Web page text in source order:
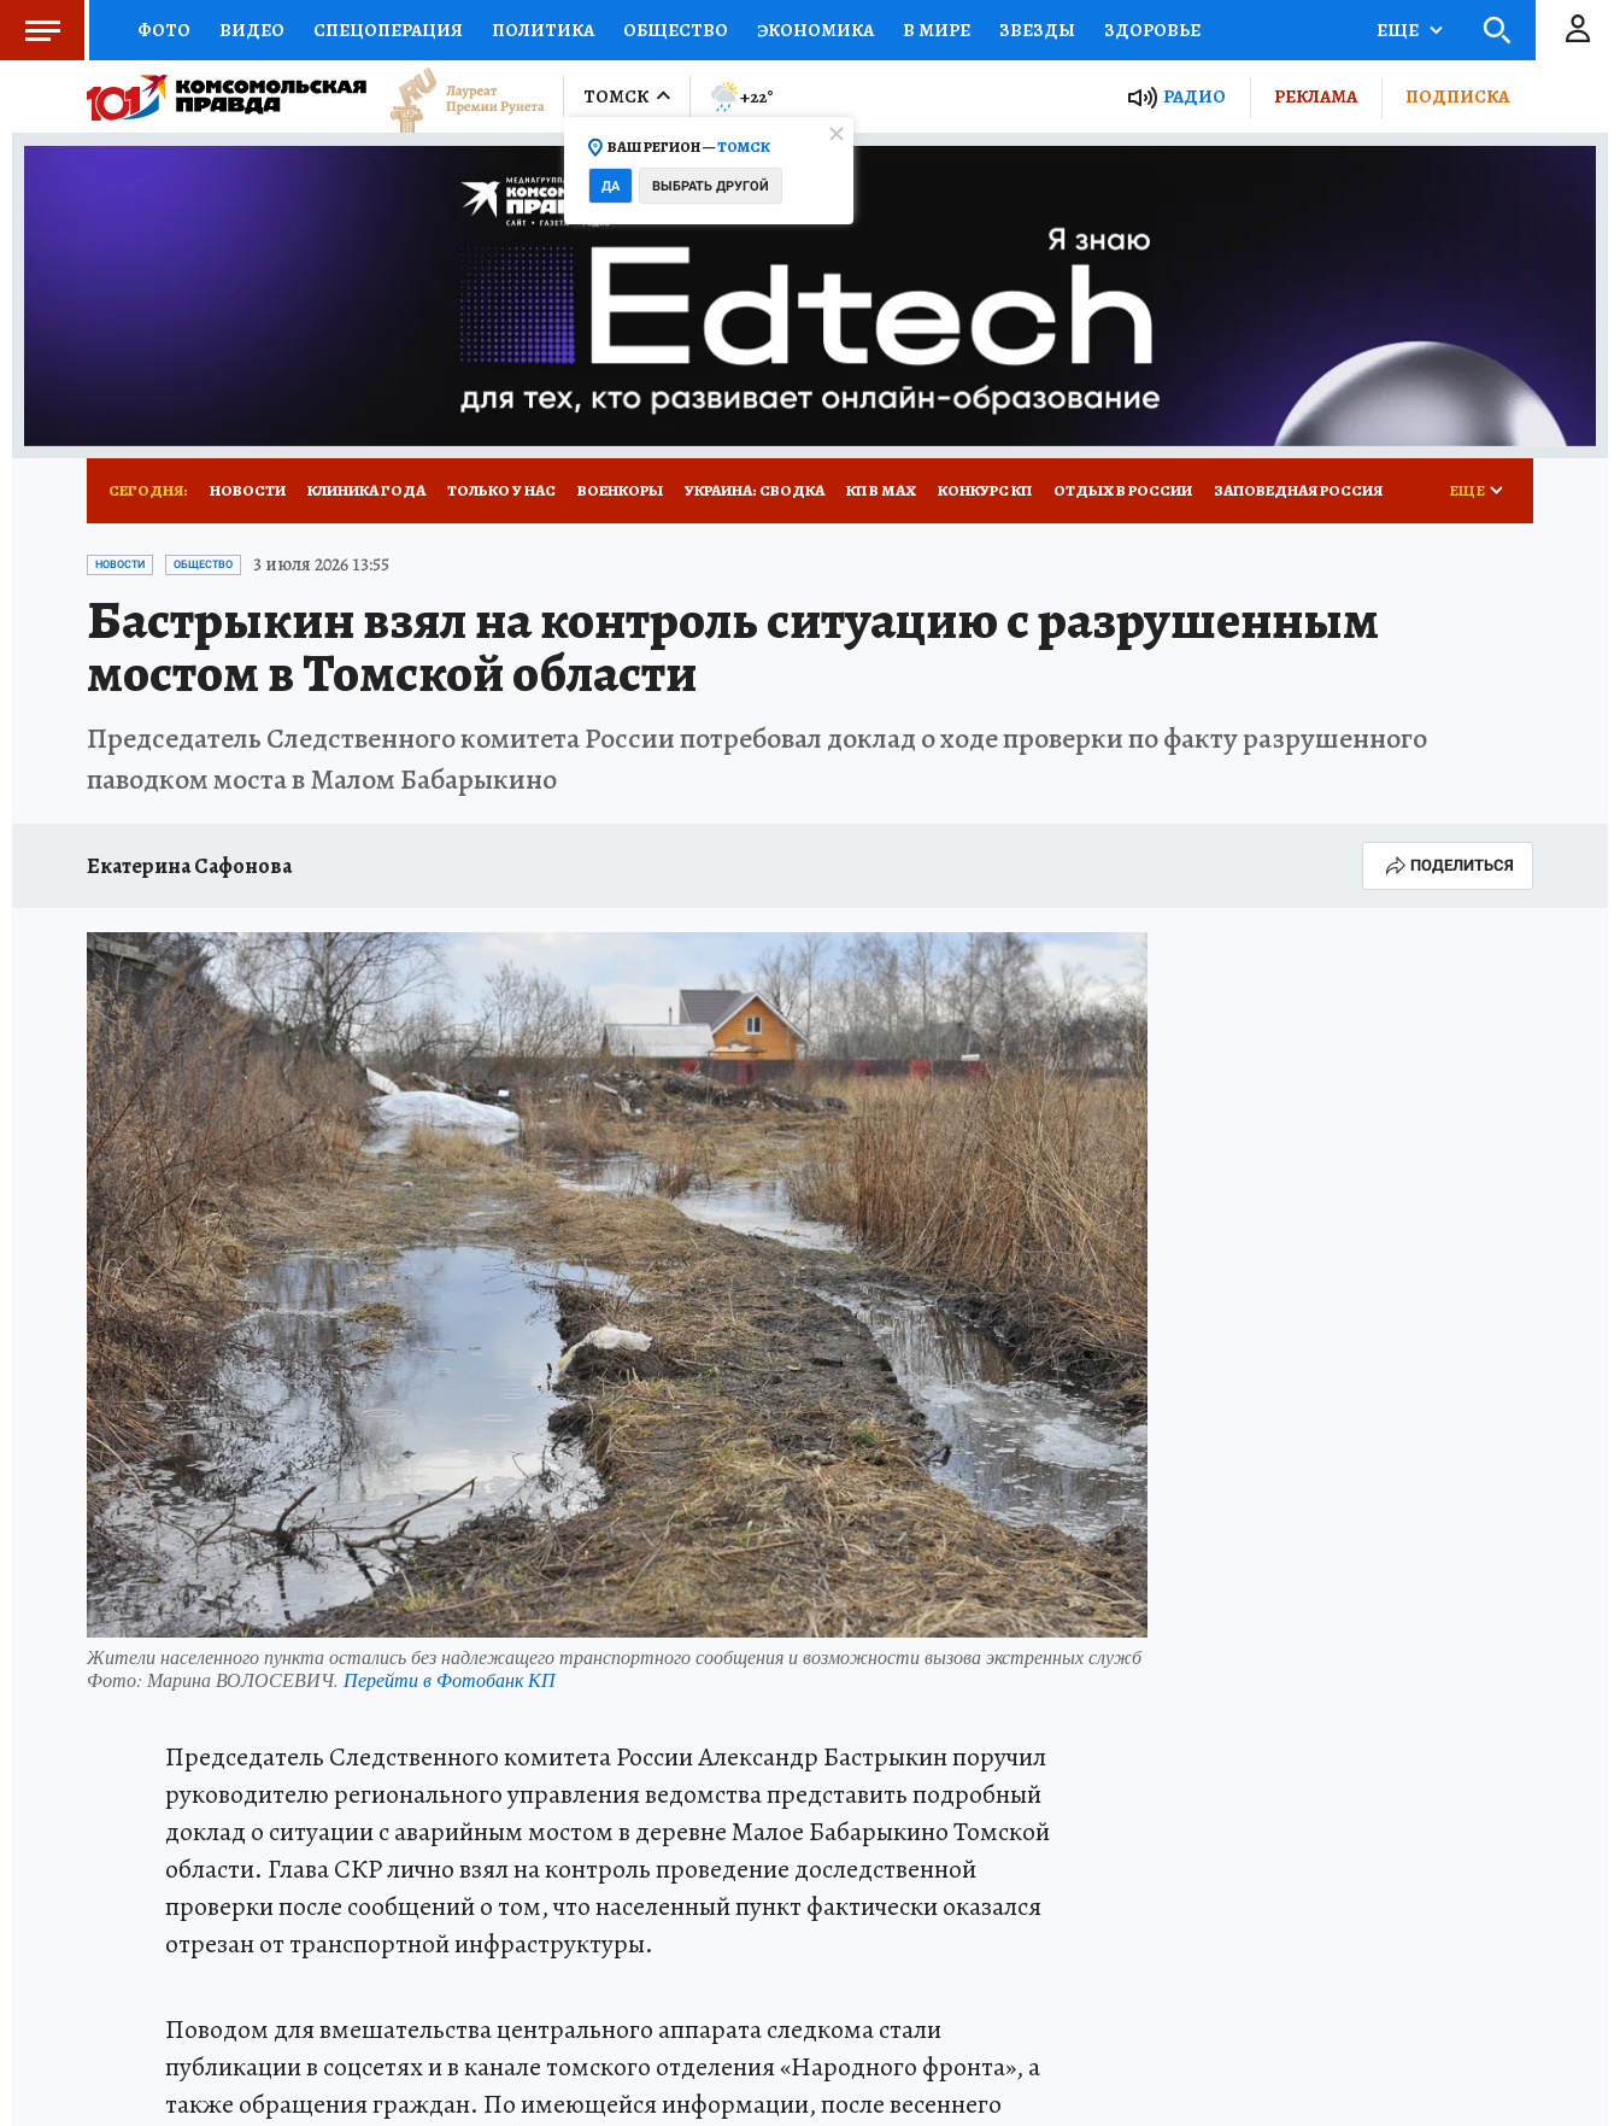
ФОТО ВИДЕО СПЕЦОПЕРАЦИЯ ПОЛИТИКА ОБЩЕСТВО ЭКОНОМИКА В МИРЕ ЗВЕЗДЫ ЗДОРОВЬЕ
СОЦПОДДЕРЖКА НАУКА СПОРТ КОЛУМНИСТЫ ПРОИСШЕСТВИЯ НАЦИОНАЛЬНЫЕ ПРОЕКТЫ РОССИИ
ВЫБОР ЭКСПЕРТОВ ДОКТОР ФИНАНСЫ ОТКРЫВАЕМ МИР Я ЗНАЮ СЕМЬЯ ЖЕНСКИЕ СЕКРЕТЫ ПУТЕВОДИТЕЛЬ
ПРОГНОЗЫ НА СПОРТ ПРОМОКОДЫ СЕРИАЛЫ
ТЕЛЕВИЗОР КОЛЛЕКЦИИ КОНКУРСЫ ГИД ПОТРЕБИТЕЛЯ
НОВОЕ НА САЙТЕ
ЕЩЕ
ТОМСК
ВАШ РЕГИОН —ТОМСК
ДА ВЫБРАТЬ ДРУГОЙ
+22° РАДИО РЕКЛАМА ПОДПИСКА
СЕГОДНЯ: НОВОСТИ КЛИНИКА ГОДА ТОЛЬКО У НАС ВОЕНКОРЫ УКРАИНА: СВОДКА КП В МАХ КОНКУРС КП ОТДЫХ В РОССИИ ЗАПОВЕДНАЯ РОССИЯ
ПРОИСШЕСТВИЯ АФИША
ЕЩЕ
НОВОСТИ ОБЩЕСТВО 3 июля 2026 13:55
Бастрыкин взял на контроль ситуацию с разрушенным
мостом в Томской области
Председатель Следственного комитета России потребовал доклад о ходе проверки по факту разрушенного
паводком моста в Малом Бабарыкино
Екатерина Сафонова ПОДЕЛИТЬСЯ
Жители населенного пункта остались без надлежащего транспортного сообщения и возможности вызова экстренных служб
Фото: Марина ВОЛОСЕВИЧ. Перейти в Фотобанк КП
Председатель Следственного комитета России Александр Бастрыкин поручил
руководителю регионального управления ведомства представить подробный
доклад о ситуации с аварийным мостом в деревне Малое Бабарыкино Томской
области. Глава СКР лично взял на контроль проведение доследственной
проверки после сообщений о том, что населенный пункт фактически оказался
отрезан от транспортной инфраструктуры.
Поводом для вмешательства центрального аппарата следкома стали
публикации в соцсетях и в канале томского отделения «Народного фронта», а
также обращения граждан. По имеющейся информации, после весеннего